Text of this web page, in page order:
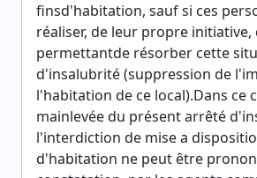
finsd'habitation, sauf si ces
réaliser, de leur propre initiative,
permettantde résorber cette
d'insalubrité (suppression de
l'habitation de ce local).Dans ce
mainlevée du présent arrêté
l'interdiction de mise a
d'habitation ne peut être